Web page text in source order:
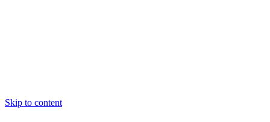
Skip to content